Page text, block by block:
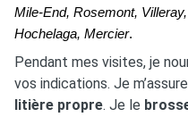
Mile-End, Rosemont,
Hochelaga, Mercier.
Pendant mes visites, je
vos indications. Je
litière propre. Je le